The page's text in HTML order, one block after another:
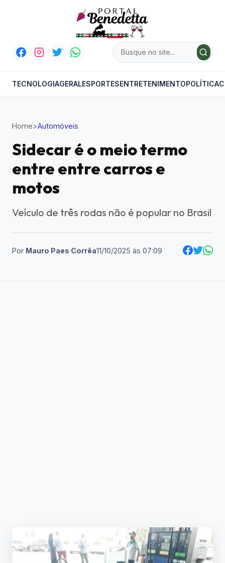
TECNOLOGIAGERALESPORTESENTRETENIMENTOPOLÍTICA
Home>Automóveis
Sidecar é o meio termo
entre entre carros e
motos
Veículo de três rodas não é popular no Brasil
Por Mauro Paes Corrêa11/10/2025 às 07:09